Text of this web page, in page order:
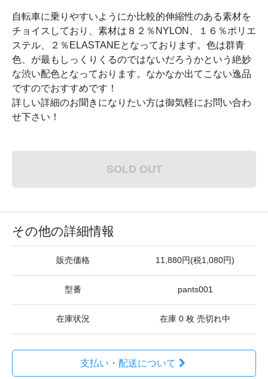
自転車に乗りやすいようにか比較的伸縮性のある素材を
チョイスしており、素材は８２％NYLON、１６％ポリエ
ステル、２％ELASTANEとなっております。色は群青
色、が最もしっくりくるのではないだろうかという絶妙
な渋い配色となっております。なかなか出てこない逸品
ですのでおすすめです！
詳しい詳細のお聞きになりたい方は御気軽にお問い合わ
せ下さい！
SOLD OUT
その他の詳細情報
販売価格 11,880円(税1,080円)
型番 pants001
在庫状況 在庫 0 枚 売切れ中
支払い・配送について